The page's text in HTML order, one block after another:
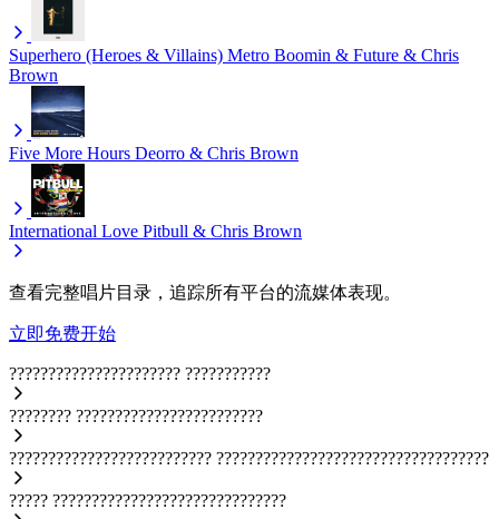
Superhero (Heroes & Villains) Metro Boomin & Future & Chris
Brown
Five More Hours Deorro & Chris Brown
International Love Pitbull & Chris Brown
查看完整唱片目录，追踪所有平台的流媒体表现。
立即免费开始
?????????????????????? ???????????
???????? ????????????????????????
?????????????????????????? ???????????????????????????????????
????? ??????????????????????????????